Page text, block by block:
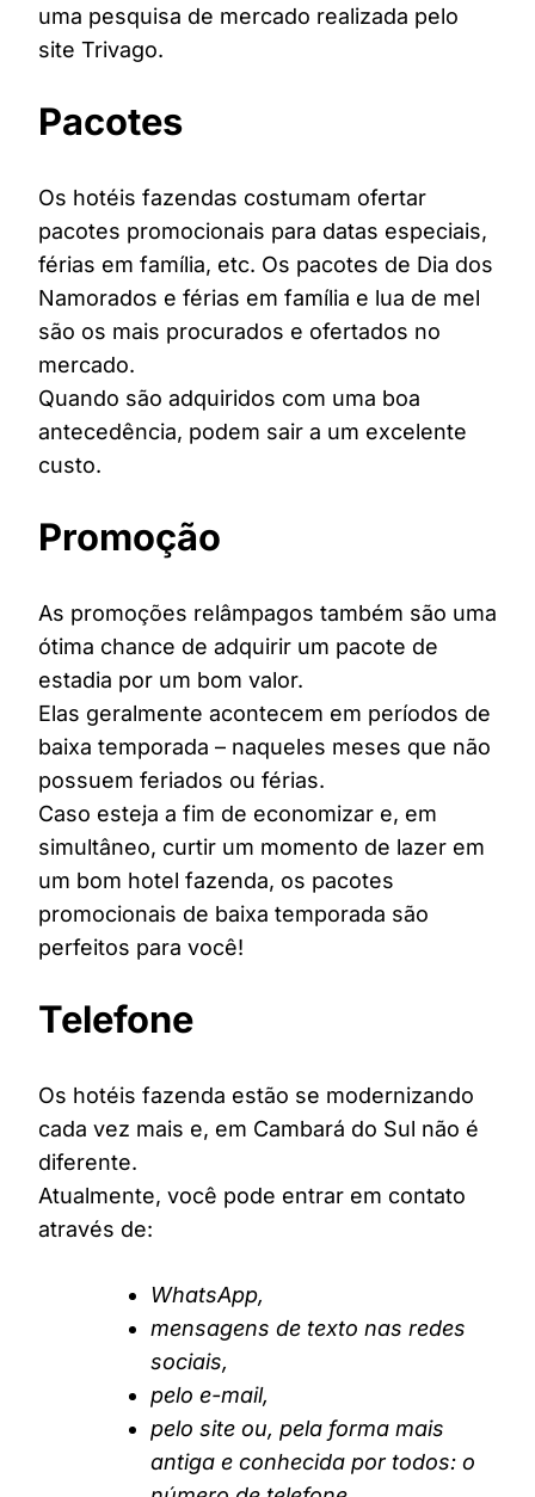
uma pesquisa de mercado realizada pelo
site Trivago.
Pacotes
Os hotéis fazendas costumam ofertar
pacotes promocionais para datas especiais,
férias em família, etc. Os pacotes de Dia dos
Namorados e férias em família e lua de mel
são os mais procurados e ofertados no
mercado.
Quando são adquiridos com uma boa
antecedência, podem sair a um excelente
custo.
Promoção
As promoções relâmpagos também são uma
ótima chance de adquirir um pacote de
estadia por um bom valor.
Elas geralmente acontecem em períodos de
baixa temporada – naqueles meses que não
possuem feriados ou férias.
Caso esteja a fim de economizar e, em
simultâneo, curtir um momento de lazer em
um bom hotel fazenda, os pacotes
promocionais de baixa temporada são
perfeitos para você!
Telefone
Os hotéis fazenda estão se modernizando
cada vez mais e, em Cambará do Sul não é
diferente.
Atualmente, você pode entrar em contato
através de:
WhatsApp,
mensagens de texto nas redes
sociais,
pelo e-mail,
pelo site ou, pela forma mais
antiga e conhecida por todos: o